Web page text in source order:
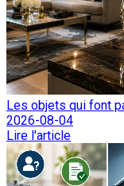
Les objets qui font
2026-08-04
Lire l'article